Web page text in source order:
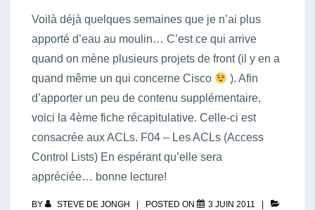
Voilà déjà quelques semaines que je n’ai plus
apporté d’eau au moulin… C’est ce qui arrive
quand on mène plusieurs projets de front (il y en a
quand même un qui concerne Cisco
). Afin
d’apporter un peu de contenu supplémentaire,
voici la 4ème fiche récapitulative. Celle-ci est
consacrée aux ACLs. F04 – Les ACLs (Access
Control Lists) En espérant qu’elle sera
appréciée… bonne lecture!
BY STEVE DE JONGH POSTED ON
3 JUIN 2011